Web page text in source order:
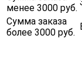
менее 3000 руб.
Сумма заказа
более 3000 руб.